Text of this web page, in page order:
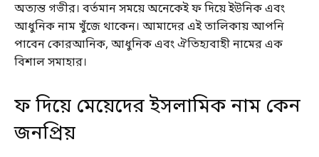
অত্যন্ত গভীর। বর্তমান সময়ে অনেকেই ফ দিয়ে ইউনিক এবং
আধুনিক নাম খুঁজে থাকেন। আমাদের এই তালিকায় আপনি
পাবেন কোরআনিক, আধুনিক এবং ঐতিহ্যবাহী নামের এক
বিশাল সমাহার।
ফ দিয়ে মেয়েদের ইসলামিক নাম কেন
জনপ্রিয়